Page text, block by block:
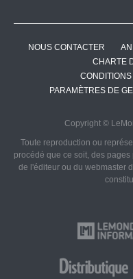
NOUS CONTACTER
CHARTE
PARAMÈTRES DE
Copyright ©
Toute reproduction ou
procédé que ce soit, des
de l'éditeur ou du webmaster